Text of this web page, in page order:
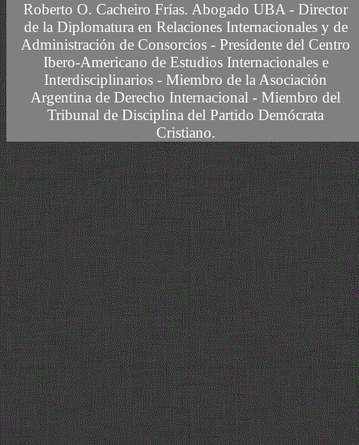
Roberto O. Cacheiro Frías. Abogado UBA - Director
de la Diplomatura en Relaciones Internacionales y de
Administración de Consorcios - Presidente del Centro
Ibero-Americano de Estudios Internacionales e
Interdisciplinarios - Miembro de la Asociación
Argentina de Derecho Internacional - Miembro del
Tribunal de Disciplina del Partido Demócrata
Cristiano.